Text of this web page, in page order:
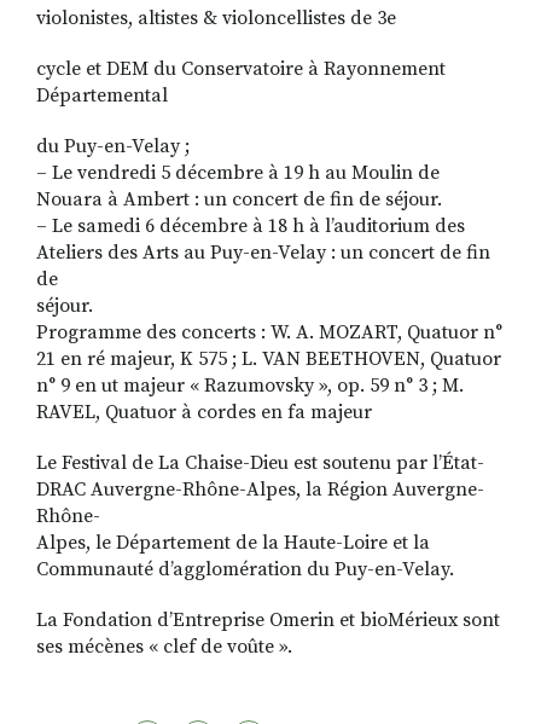
violonistes, altistes & violoncellistes de 3e
cycle et DEM du Conservatoire à Rayonnement
Départemental
du Puy-en-Velay ;
– Le vendredi 5 décembre à 19 h au Moulin de
Nouara à Ambert : un concert de fin de séjour.
– Le samedi 6 décembre à 18 h à l’auditorium des
Ateliers des Arts au Puy-en-Velay : un concert de fin
de
séjour.
Programme des concerts : W. A. MOZART, Quatuor n°
21 en ré majeur, K 575 ; L. VAN BEETHOVEN, Quatuor
n° 9 en ut majeur « Razumovsky », op. 59 n° 3 ; M.
RAVEL, Quatuor à cordes en fa majeur
Le Festival de La Chaise-Dieu est soutenu par l’État-
DRAC Auvergne-Rhône-Alpes, la Région Auvergne-
Rhône-
Alpes, le Département de la Haute-Loire et la
Communauté d’agglomération du Puy-en-Velay.
La Fondation d’Entreprise Omerin et bioMérieux sont
ses mécènes « clef de voûte ».